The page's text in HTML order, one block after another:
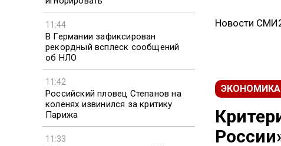
11:44
В Германии зафиксирован
рекордный всплеск сообщений
об НЛО
11:42
Российский пловец Степанов на
коленях извинился за критику
Парижа
11:33
Новости
ЭКОНОМИКА